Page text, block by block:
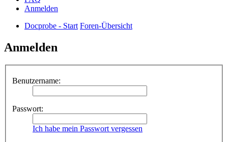
Anmelden
Docprobe - Start Foren-Übersicht
Anmelden
Benutzername:
Passwort:
Ich habe mein Passwort vergessen